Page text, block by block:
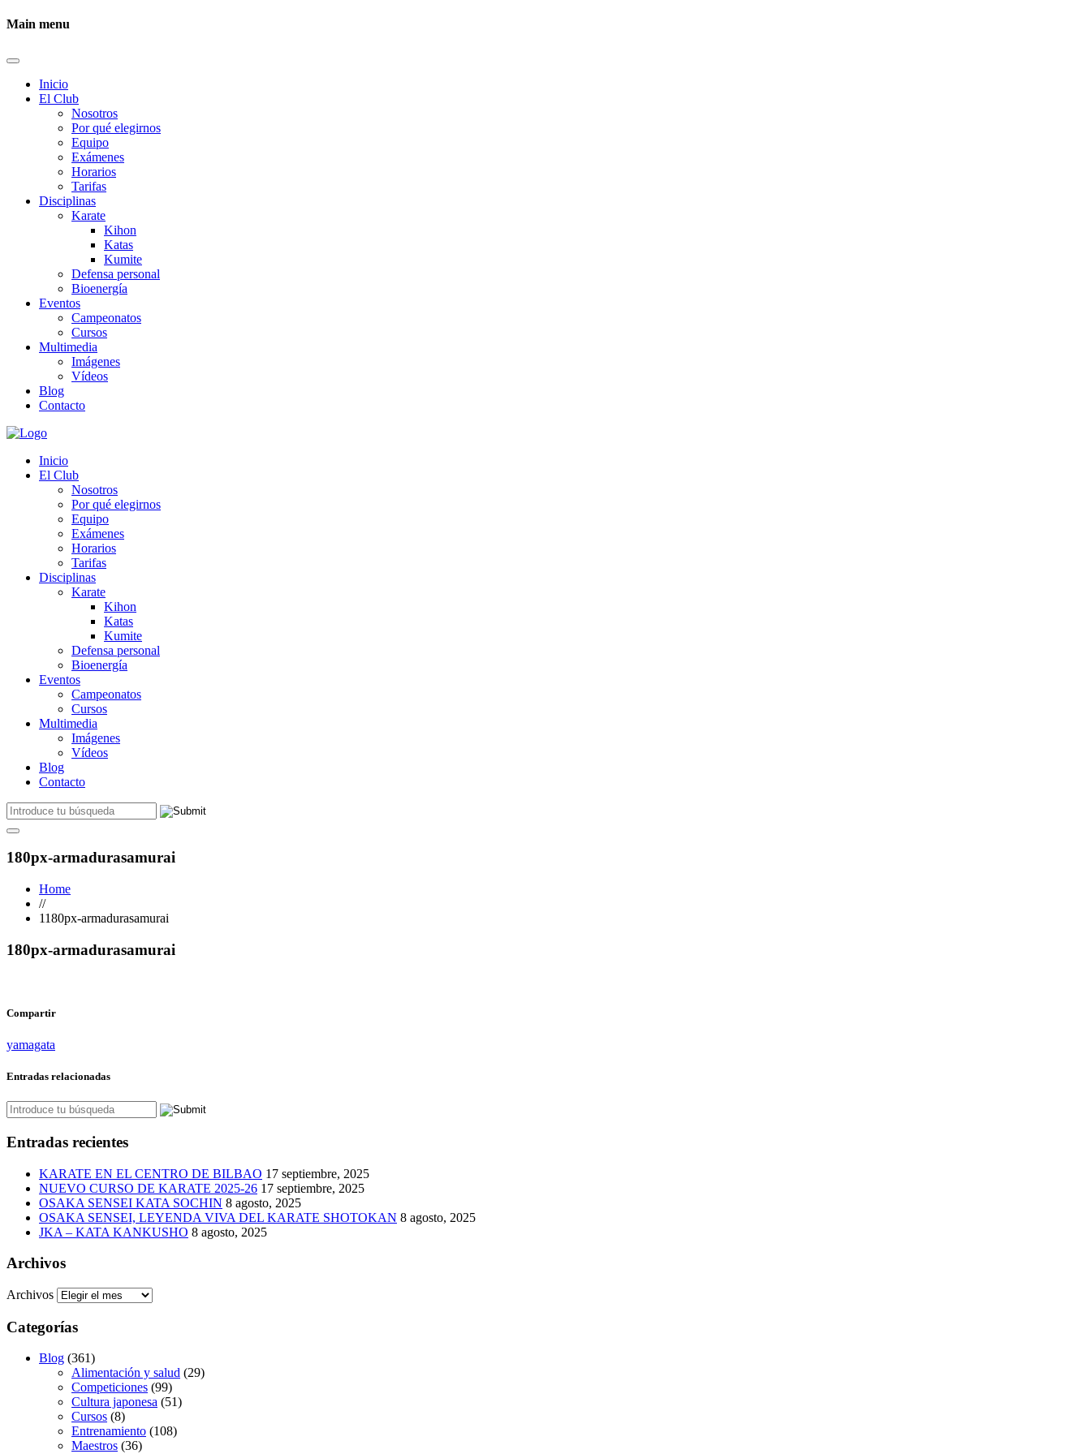
Main menu
Inicio
El Club
Nosotros
Por qué elegirnos
Equipo
Exámenes
Horarios
Tarifas
Disciplinas
Karate
Kihon
Katas
Kumite
Defensa personal
Bioenergía
Eventos
Campeonatos
Cursos
Multimedia
Imágenes
Vídeos
Blog
Contacto
Inicio
El Club
Nosotros
Por qué elegirnos
Equipo
Exámenes
Horarios
Tarifas
Disciplinas
Karate
Kihon
Katas
Kumite
Defensa personal
Bioenergía
Eventos
Campeonatos
Cursos
Multimedia
Imágenes
Vídeos
Blog
Contacto
180px-armadurasamurai
Home
//
1180px-armadurasamurai
180px-armadurasamurai
Compartir
yamagata
Entradas relacionadas
Entradas recientes
KARATE EN EL CENTRO DE BILBAO 17 septiembre, 2025
NUEVO CURSO DE KARATE 2025-26 17 septiembre, 2025
OSAKA SENSEI KATA SOCHIN 8 agosto, 2025
OSAKA SENSEI, LEYENDA VIVA DEL KARATE SHOTOKAN 8 agosto, 2025
JKA – KATA KANKUSHO 8 agosto, 2025
Archivos
Archivos
Categorías
Blog (361)
Alimentación y salud (29)
Competiciones (99)
Cultura japonesa (51)
Cursos (8)
Entrenamiento (108)
Maestros (36)